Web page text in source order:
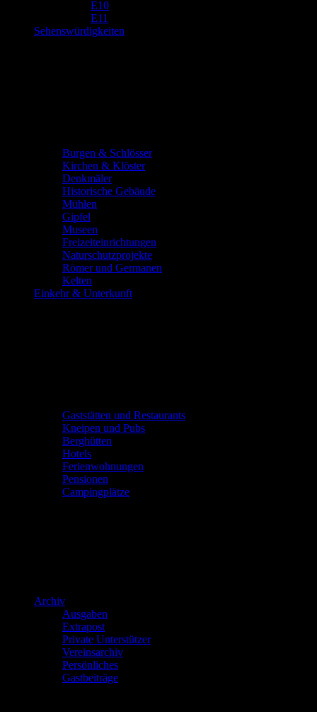
E10
E11
Sehenswürdigkeiten
Burgen & Schlösser
Kirchen & Klöster
Denkmäler
Historische Gebäude
Mühlen
Gipfel
Museen
Freizeiteinrichtungen
Naturschutzprojekte
Römer und Germanen
Kelten
Einkehr & Unterkunft
Gaststätten und Restaurants
Kneipen und Pubs
Berghütten
Hotels
Ferienwohnungen
Pensionen
Campingplätze
Archiv
Ausgaben
Extrapost
Private Unterstützer
Vereinsarchiv
Persönliches
Gastbeiträge